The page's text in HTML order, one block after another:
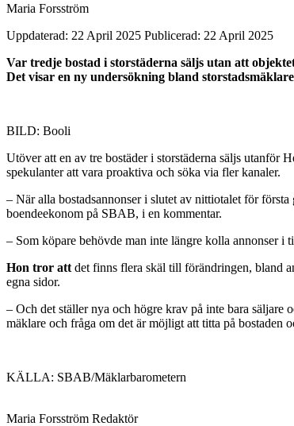
Maria Forsström
Uppdaterad: 22 April 2025 Publicerad: 22 April 2025
Var tredje bostad i storstäderna säljs utan att
Det visar en ny undersökning bland
BILD: Booli
Utöver att en av tre bostäder i storstäderna säljs utanför
spekulanter att vara proaktiva och söka via fler kanaler.
– När alla bostadsannonser i slutet av nittiotalet för
boendeekonom på SBAB, i en kommentar.
– Som köpare behövde man inte längre kolla annonser i
Hon tror att det finns flera skäl till förändringen, bland
egna sidor.
– Och det ställer nya och högre krav på inte bara säljare
mäklare och fråga om det är möjligt att titta på bostaden
KÄLLA: SBAB/Mäklarbarometern
Maria Forsström Redaktör